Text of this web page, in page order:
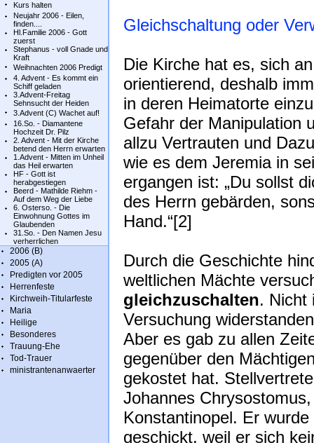
Kurs halten
Neujahr 2006 - Eilen,
finden....
Hl.Familie 2006 - Gott
zuerst
Stephanus - voll Gnade und
Kraft
Weihnachten 2006 Predigt
4. Advent - Es kommt ein
Schiff geladen
3.Advent-Freitag
Sehnsucht der Heiden
3.Advent (C) Wachet auf!
16.So. - Diamantene
Hochzeit Dr. Pilz
2. Advent - Mit der Kirche
betend den Herrn erwarten
1.Advent - Mitten im Unheil
das Heil erwarten
HF - Gott ist
herabgestiegen
Beerd - Mathilde Riehm -
Auf dem Weg der Liebe
6. Osterso. - Die
Einwohnung Gottes im
Glaubenden
31.So. - Den Namen Jesu
verherrlichen
2006 (B)
2005 (A)
Predigten vor 2005
Herrenfeste
Kirchweih-Titularfeste
Maria
Heilige
Besonderes
Trauung-Ehe
Tod-Trauer
ministrantenanwaerter
Gleichschaltung oder
Die Kirche hat es, sich
orientierend, deshalb
in deren Heimatorte
Gefahr der Manipulation
allzu Vertrauten und
wie es dem Jeremia in
ergangen ist: „Du sollst
des Herrn gebärden,
Hand.“[2]
Durch die Geschichte
weltlichen Mächte
gleichzuschalten. Nicht
Versuchung
Aber es gab zu allen
gegenüber den
gekostet hat.
Johannes
Konstantinopel. Er
geschickt, weil er sich